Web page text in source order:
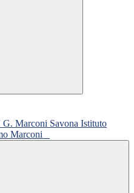
Istituto
Marconi